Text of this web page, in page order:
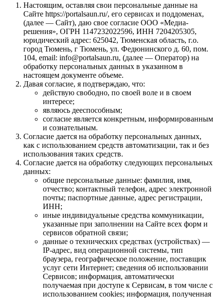
Настоящим, оставляя свои персональные данные на
Сайте https://portalsaun.ru/, его сервисах и поддоменах,
(далее — Сайт), даю свое согласие ООО «Медиа-
решения», ОГРН 1147232022596, ИНН 7204205305,
юридический адрес: 625042, Тюменская область, г.о.
город Тюмень, г Тюмень, ул. Федюнинского д. 60, пом.
104, email: info@portalsaun.ru, (далее — Оператор) на
обработку персональных данных в указанном в
настоящем документе объеме.
Давая согласие, я подтверждаю, что:
действую свободно, по своей воле и в своем
интересе;
являюсь дееспособным;
согласие является конкретным, информированным
и сознательным.
Согласие дается на обработку персональных данных,
как с использованием средств автоматизации, так и без
использования таких средств.
Согласие дается на обработку следующих персональных
данных:
общие персональные данные: фамилия, имя,
отчество; контактный телефон, адрес электронной
почты; паспортные данные, адрес регистрации,
ИНН;
иные индивидуальные средства коммуникации,
указанные при заполнении на Сайте всех форм и
сервисов обратной связи;
данные о технических средствах (устройствах) —
IP-адрес, вид операционной системы, тип
браузера, географическое положение, поставщик
услуг сети Интернет; сведения об использовании
Сервисов; информация, автоматически
получаемая при доступе к Сервисам, в том числе с
использованием cookies; информация, полученная